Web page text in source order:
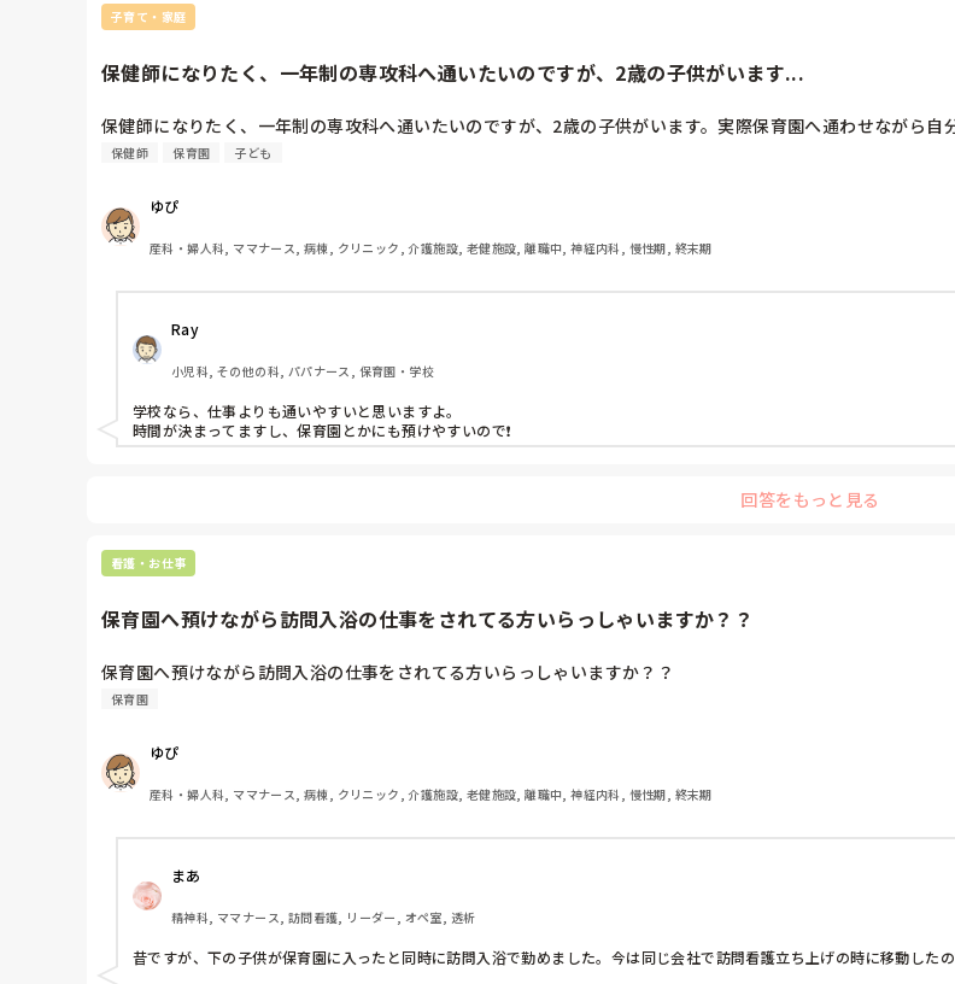
子育て・家庭
保健師になりたく、一年制の専攻科へ通いたいのですが、2歳の子供がいます...
保健師になりたく、一年制の専攻科へ通いたいのですが、2歳の子供がいます。実際保育園へ通わせながら自
保健師 保育園 子ども
ゆぴ
産科・婦人科, ママナース, 病棟, クリニック, 介護施設, 老健施設, 離職中, 神経内科, 慢性期, 終末期
Ray
小児科, その他の科, パパナース, 保育園・学校
学校なら、仕事よりも通いやすいと思いますよ。
時間が決まってますし、保育園とかにも預けやすいので❗
回答をもっと見る
看護・お仕事
保育園へ預けながら訪問入浴の仕事をされてる方いらっしゃいますか？？
保育園へ預けながら訪問入浴の仕事をされてる方いらっしゃいますか？？
保育園
ゆぴ
産科・婦人科, ママナース, 病棟, クリニック, 介護施設, 老健施設, 離職中, 神経内科, 慢性期, 終末期
まあ
精神科, ママナース, 訪問看護, リーダー, オペ室, 透析
昔ですが、下の子供が保育園に入ったと同時に訪問入浴で勤めました。今は同じ会社で訪問看護立ち上げの時に移動した